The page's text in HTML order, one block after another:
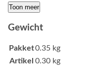
Toon meer
Gewicht
Pakket0.35 kg
Artikel 0.30 kg